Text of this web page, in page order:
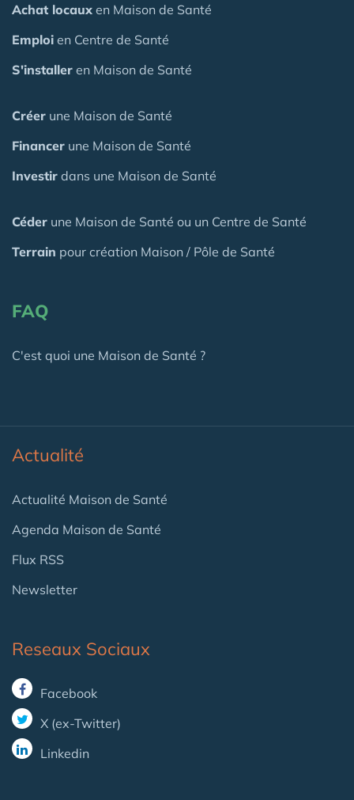
Achat locaux en Maison de Santé
Emploi en Centre de Santé
S'installer en Maison de Santé
Créer une Maison de Santé
Financer une Maison de Santé
Investir dans une Maison de Santé
Céder une Maison de Santé ou un Centre de Santé
Terrain pour création Maison / Pôle de Santé
FAQ
C'est quoi une Maison de Santé ?
Actualité
Actualité Maison de Santé
Agenda Maison de Santé
Flux RSS
Newsletter
Reseaux Sociaux
Facebook
X (ex-Twitter)
Linkedin